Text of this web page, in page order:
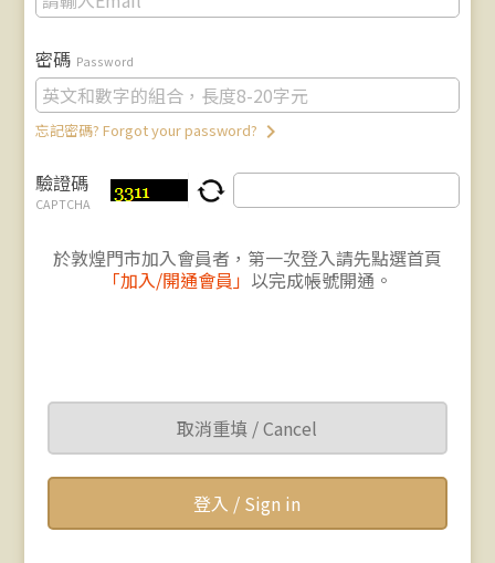
密碼 Password
忘記密碼? Forgot your password? keyboard_arrow_right
驗證碼
CAPTCHA
於敦煌門市加入會員者，第一次登入請先點選首頁
「加入/開通會員」 以完成帳號開通。